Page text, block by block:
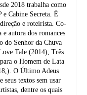
2018 trabalha como
e Cabine Secreta. É
e roteirista. Co-
autora dos romances
do Senhor da Chuva
Tale (2014); Três
o Homem de Lata
O Último Adeus
seus textos sem usar
dentre os quais